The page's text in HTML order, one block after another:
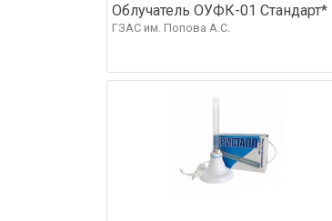
Облучатель ОУФК-01 Стандарт*
ГЗАС им. Попова А.С.